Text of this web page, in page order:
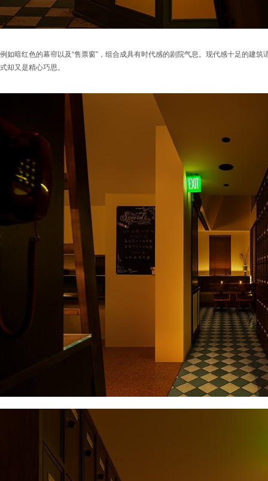
例如暗红色的幕帘以及“售票窗”，组合成具有时代感的剧院气息。现代感十足的建
式却又是精心巧思。